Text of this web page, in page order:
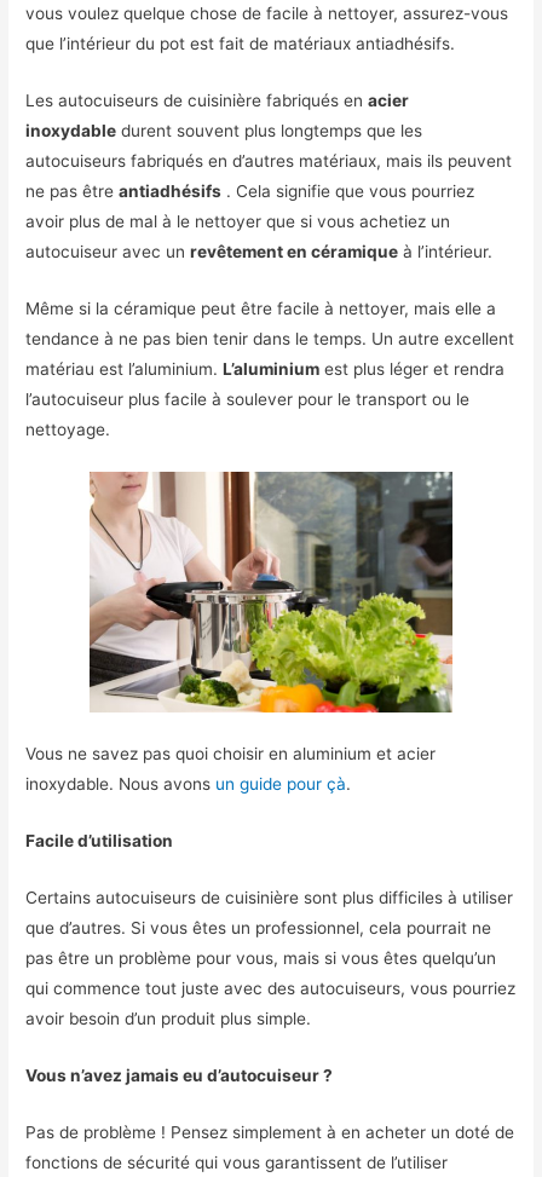
vous voulez quelque chose de facile à nettoyer, assurez-vous
que l’intérieur du pot est fait de matériaux antiadhésifs.
Les autocuiseurs de cuisinière fabriqués enacier
inoxydable durent souvent plus longtemps que les
autocuiseurs fabriqués en d’autres matériaux, mais ils peuvent
ne pas êtreantiadhésifs . Cela signifie que vous pourriez
avoir plus de mal à le nettoyer que si vous achetiez un
autocuiseur avec unrevêtement en céramique à l’intérieur.
Même si la céramique peut être facile à nettoyer, mais elle a
tendance à ne pas bien tenir dans le temps. Un autre excellent
matériau est l’aluminium.L’aluminium est plus léger et rendra
l’autocuiseur plus facile à soulever pour le transport ou le
nettoyage.
Vous ne savez pas quoi choisir en aluminium et acier
inoxydable. Nous avons un guide pour çà.
Facile d’utilisation
Certains autocuiseurs de cuisinière sont plus difficiles à utiliser
que d’autres. Si vous êtes un professionnel, cela pourrait ne
pas être un problème pour vous, mais si vous êtes quelqu’un
qui commence tout juste avec des autocuiseurs, vous pourriez
avoir besoin d’un produit plus simple.
Vous n’avez jamais eu d’autocuiseur ?
Pas de problème ! Pensez simplement à en acheter un doté de
fonctions de sécurité qui vous garantissent de l’utiliser